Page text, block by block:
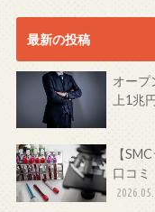
最新の投稿
オープ
上1兆
【
口コミ